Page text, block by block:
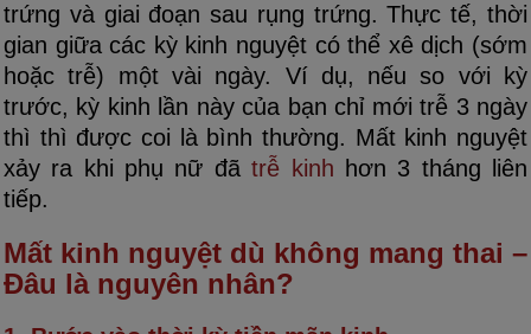
trứng và giai đoạn sau rụng trứng. Thực tế, thời
gian giữa các kỳ kinh nguyệt có thể xê dịch (sớm
hoặc trễ) một vài ngày. Ví dụ, nếu so với kỳ
trước, kỳ kinh lần này của bạn chỉ mới trễ 3 ngày
thì thì được coi là bình thường. Mất kinh nguyệt
xảy ra khi phụ nữ đãtrễ kinh hơn 3 tháng liên
tiếp.
Mất kinh nguyệt dù không mang thai –
Đâu là nguyên nhân?